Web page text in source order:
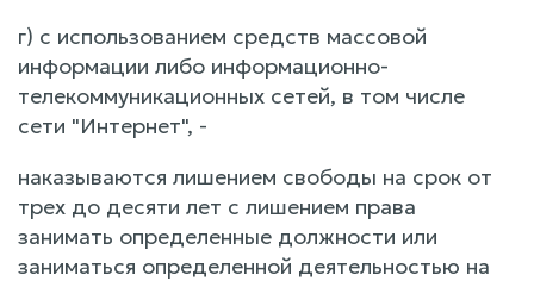
г) с использованием средств массовой
информации либо информационно-
телекоммуникационных сетей, в том числе
сети "Интернет", -
наказываются лишением свободы на срок от
трех до десяти лет с лишением права
занимать определенные должности или
заниматься определенной деятельностью на